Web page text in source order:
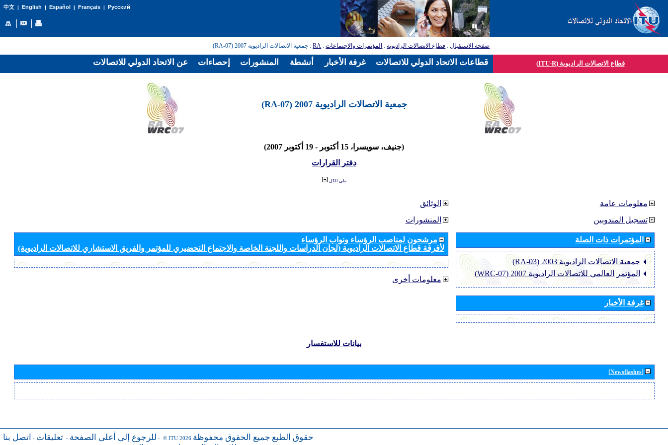
中文| English | Español | Français| Русский
صفحة الاستقبال: قطاع الاتصالات الراديوية: المؤتمرات والاجتماعات:
RA: جمعية الاتصالات الراديوية 2007 (RA-07)
قطاع الاتصالات الراديوية (ITU-R)
جمعية الاتصالات الراديوية 2007 (RA-07)
(جنيف، سويسرا، 15 أكتوبر - 19 أكتوبر 2007)
دفتر القرارات
طي الكل
الوثائق
المنشورات
مرشحون لمناصب الرؤساء ونواب الرؤساء
لأفرقة قطاع الاتصالات الراديوية (لجان الدراسات واللجنة الخاصة والاجتماع التحضيري للمؤتمر والفريق الاستشاري للاتصالات الراديوية)
معلومات أخرى
معلومات عامة
تسجيل المندوبين
المؤتمرات ذات الصلة
جمعية الاتصالات الراديوية 2003 (RA-03)
المؤتمر العالمي للاتصالات الراديوية 2007 (WRC-07)
غرفة الأخبار
بيانات للاستفسار
[Newsflashes]
للرجوع إلى أعلى الصفحة - تعليقات - اتصل بنا - © ITU 2026 حقوق الطبع جميع الحقوق محفوظة
عن الاتحاد الدولي للاتصالات إحصاءات المنشورات أنشطة غرفة الأخبار قطاعات الاتحاد الدولي للاتصالات